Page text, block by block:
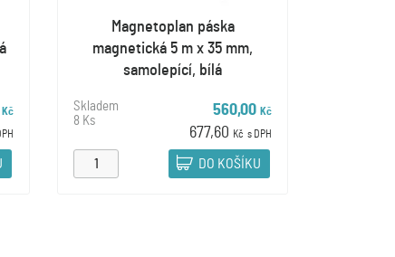
Kč
Magnetoplan páska
magnetická 5 m x 35 mm,
samolepící, bílá
Skladem
8 Ks
560,00Kč
677,60 Kč s DPH
DO KOŠÍKU